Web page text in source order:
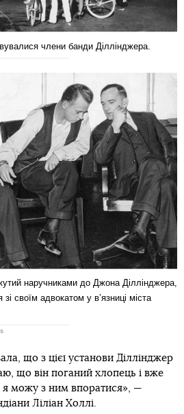
члени банди Діллінджера.
наручниками до Джона Діллінджера,
своїм адвокатом у вʼязниці міста
що з цієї установи Діллінджер
що він поганий хлопець і вже
я можу з ним впоратися», —
Ліліан Холлі.